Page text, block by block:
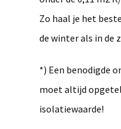
Zo haal je het
de winter als in de
*) Een benodigde
moet altijd
isolatiewaarde!